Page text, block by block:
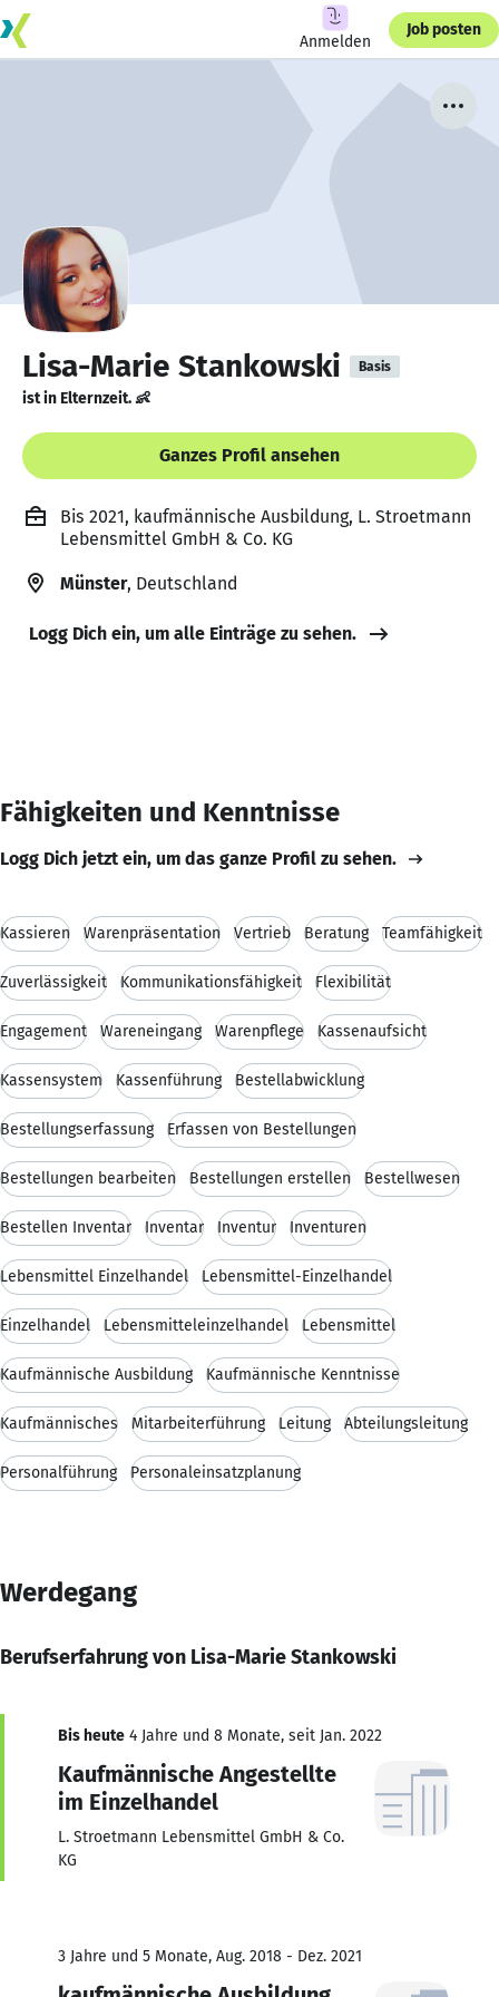
Anmelden
Job posten
Lisa-Marie Stankowski Basis
ist in Elternzeit. 👶
Ganzes Profil ansehen
Bis 2021, kaufmännische Ausbildung, L. Stroetmann
Lebensmittel GmbH & Co. KG
Münster, Deutschland
Logg Dich ein, um alle Einträge zu sehen.
Fähigkeiten und Kenntnisse
Logg Dich jetzt ein, um das ganze Profil zu sehen.
Kassieren Warenpräsentation Vertrieb Beratung Teamfähigkeit
Zuverlässigkeit Kommunikationsfähigkeit Flexibilität
Engagement Wareneingang Warenpflege Kassenaufsicht
Kassensystem Kassenführung Bestellabwicklung
Bestellungserfassung Erfassen von Bestellungen
Bestellungen bearbeiten Bestellungen erstellen Bestellwesen
Bestellen Inventar Inventar Inventur Inventuren
Lebensmittel Einzelhandel Lebensmittel-Einzelhandel
Einzelhandel Lebensmitteleinzelhandel Lebensmittel
Kaufmännische Ausbildung Kaufmännische Kenntnisse
Kaufmännisches Mitarbeiterführung Leitung Abteilungsleitung
Personalführung Personaleinsatzplanung
Werdegang
Berufserfahrung von Lisa-Marie Stankowski
Bis heute 4 Jahre und 8 Monate, seit Jan. 2022
Kaufmännische Angestellte
im Einzelhandel
L. Stroetmann Lebensmittel GmbH & Co.
KG
3 Jahre und 5 Monate, Aug. 2018 - Dez. 2021